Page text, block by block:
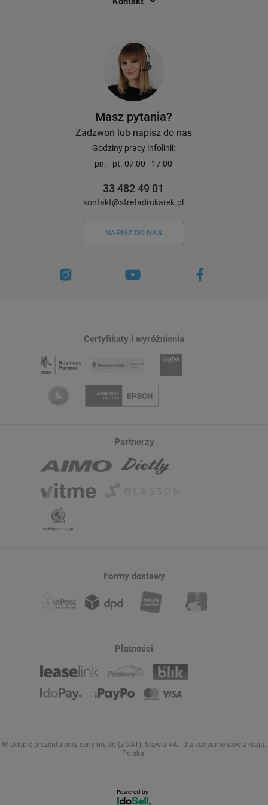
Masz pytania?
Zadzwoń lub napisz do nas
Godziny pracy infolinii:
pn. - pt. 07:00 - 17:00
33 482 49 01
kontakt@strefadrukarek.pl
NAPISZ DO NAS
Certyfikaty i wyróżnienia
Partnerzy
Formy dostawy
Płatności
W sklepie prezentujemy ceny brutto (z VAT). Stawki VAT dla konsumentów z kraju:
Polska.